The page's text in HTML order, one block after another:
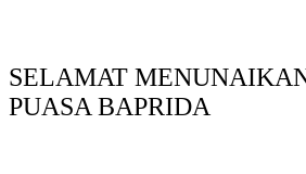
SELAMAT
PUASA BAPRIDA